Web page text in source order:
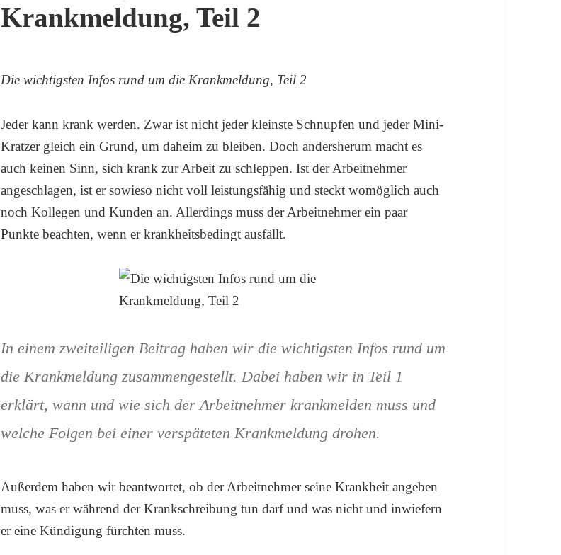
Krankmeldung, Teil 2
Die wichtigsten Infos rund um die Krankmeldung, Teil 2
Jeder kann krank werden. Zwar ist nicht jeder kleinste Schnupfen und jeder Mini-
Kratzer gleich ein Grund, um daheim zu bleiben. Doch andersherum macht es
auch keinen Sinn, sich krank zur Arbeit zu schleppen. Ist der Arbeitnehmer
angeschlagen, ist er sowieso nicht voll leistungsfähig und steckt womöglich auch
noch Kollegen und Kunden an. Allerdings muss der Arbeitnehmer ein paar
Punkte beachten, wenn er krankheitsbedingt ausfällt.
In einem zweiteiligen Beitrag haben wir die wichtigsten Infos rund um
die Krankmeldung zusammengestellt. Dabei haben wir in Teil 1
erklärt, wann und wie sich der Arbeitnehmer krankmelden muss und
welche Folgen bei einer verspäteten Krankmeldung drohen.
Außerdem haben wir beantwortet, ob der Arbeitnehmer seine Krankheit angeben
muss, was er während der Krankschreibung tun darf und was nicht und inwiefern
er eine Kündigung fürchten muss.